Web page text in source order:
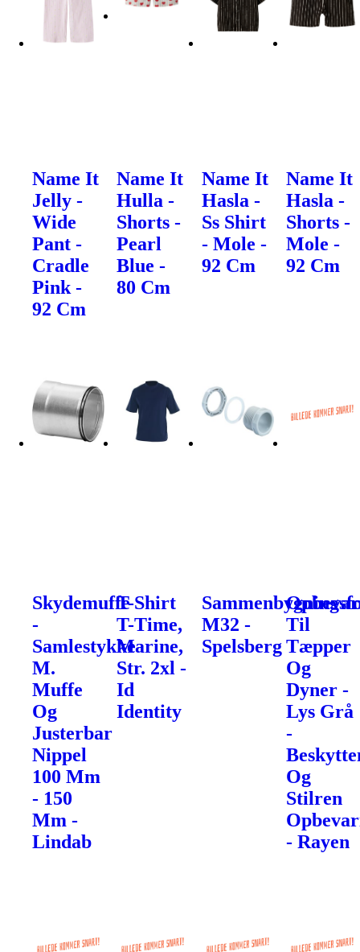
Name It
Jelly -
Wide
Pant -
Cradle
Pink -
92 Cm
Name It
Hulla -
Shorts -
Pearl
Blue -
80 Cm
Name It
Hasla -
Ss Shirt
- Mole -
92 Cm
Name It
Hasla -
Shorts -
Mole -
92 Cm
Skydemuffe
-
Samlestykke
M.
Muffe
Og
Justerbar
Nippel
100 Mm
- 150
Mm -
Lindab
T-Shirt
T-Time,
Marine,
Str. 2xl -
Id
Identity
M32 -
Spelsberg
Til
Tæpper
Og
Dyner -
Lys Grå
-
Og
Stilren
- Rayen